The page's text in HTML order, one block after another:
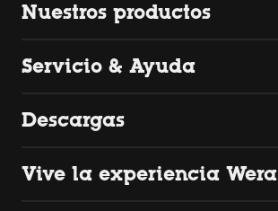
Nuestros productos
Servicio & Ayuda
Descargas
Vive la experiencia Wera